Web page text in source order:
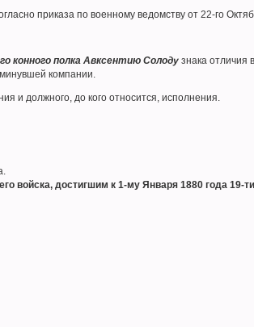
приказа по военному ведомству от 22-го
конного полка Авксентию Солоду знака отличия
компании.
и должного, до кого относится, исполнения.
войска, достигшим к 1-му Января 1880 года